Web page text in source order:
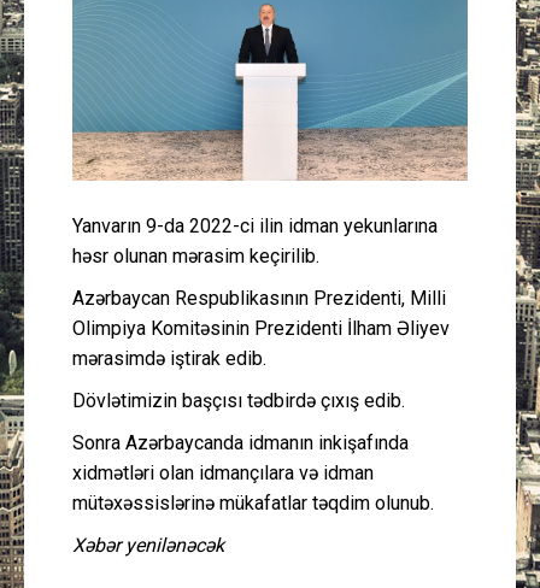
Layihə
Gündəm
Cəmiyyət
Peşə etikası
Yanvarın 9-da 2022-ci ilin idman yekunlarına
həsr olunan mərasim keçirilib.
Azərbaycan Respublikasının Prezidenti, Milli
Olimpiya Komitəsinin Prezidenti İlham Əliyev
mərasimdə iştirak edib.
Dövlətimizin başçısı tədbirdə çıxış edib.
Sonra Azərbaycanda idmanın inkişafında
xidmətləri olan idmançılara və idman
mütəxəssislərinə mükafatlar təqdim olunub.
Xəbər yenilənəcək